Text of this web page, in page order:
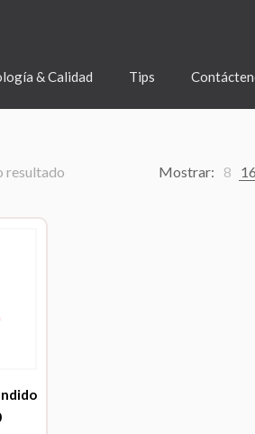
& Calidad Tips
resultado Mostrar: 8 16